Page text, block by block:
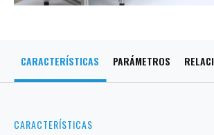
CARACTERÍSTICAS PARÁMETROS
CARACTERÍSTICAS